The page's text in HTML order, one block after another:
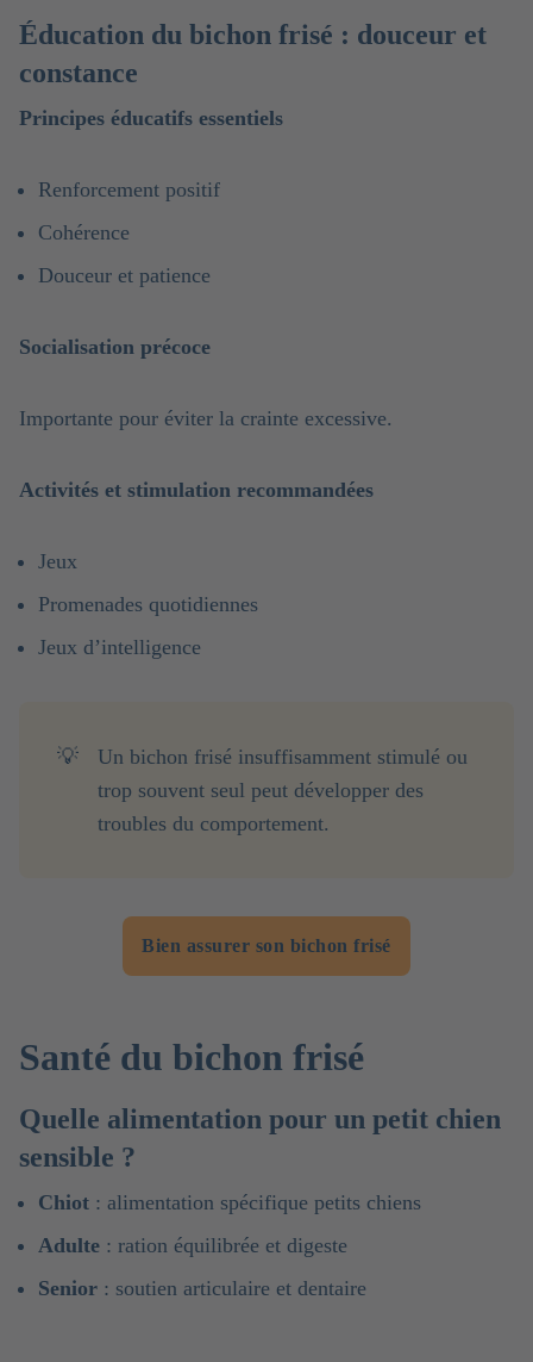
Éducation du bichon frisé : douceur et
constance
Principes éducatifs essentiels
Renforcement positif
Cohérence
Douceur et patience
Socialisation précoce
Importante pour éviter la crainte excessive.
Activités et stimulation recommandées
Jeux
Promenades quotidiennes
Jeux d’intelligence
💡
Un bichon frisé insuffisamment stimulé ou
trop souvent seul peut développer des
troubles du comportement.
Bien assurer son bichon frisé
Santé du bichon frisé
Quelle alimentation pour un petit chien
sensible ?
Chiot : alimentation spécifique petits chiens
Adulte : ration équilibrée et digeste
Senior : soutien articulaire et dentaire